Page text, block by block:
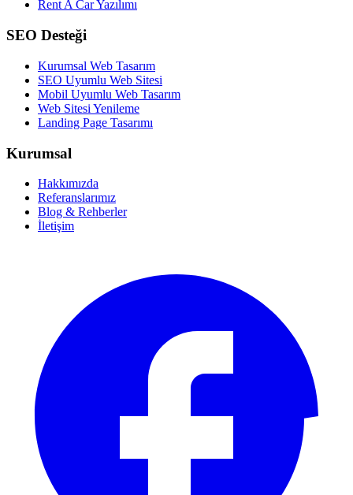
Rent A Car Yazılımı
SEO Desteği
Kurumsal Web Tasarım
SEO Uyumlu Web Sitesi
Mobil Uyumlu Web Tasarım
Web Sitesi Yenileme
Landing Page Tasarımı
Kurumsal
Hakkımızda
Referanslarımız
Blog & Rehberler
İletişim